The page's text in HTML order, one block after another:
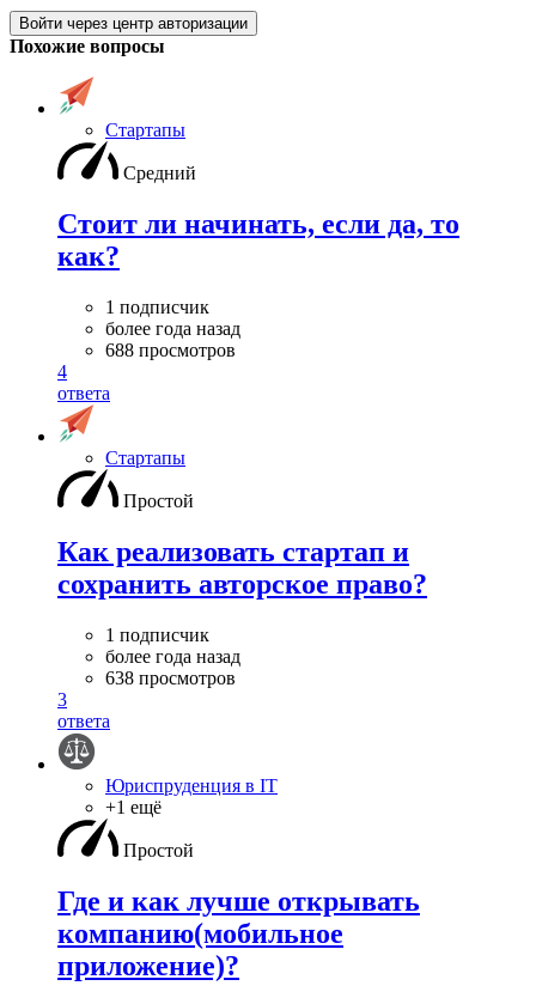
Войти через центр авторизации
Похожие вопросы
Стартапы
Средний
Стоит ли начинать, если да, то
как?
1 подписчик
более года назад
688 просмотров
4
ответа
Стартапы
Простой
Как реализовать стартап и
сохранить авторское право?
1 подписчик
более года назад
638 просмотров
3
ответа
Юриспруденция в IT
+1 ещё
Простой
Где и как лучше открывать
компанию(мобильное
приложение)?